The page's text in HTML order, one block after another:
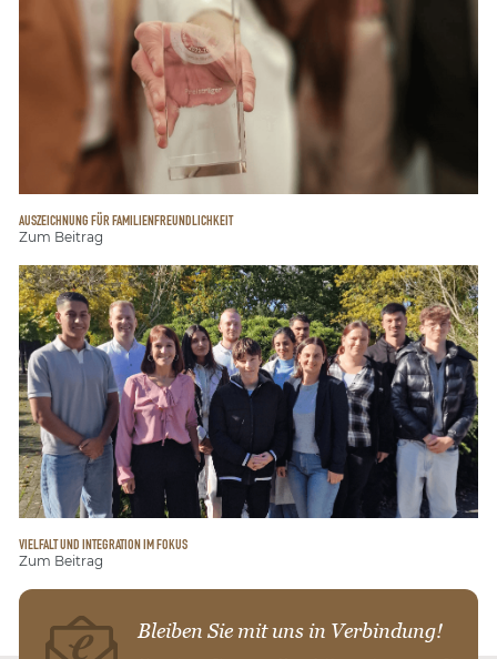
AUSZEICHNUNG FÜR FAMILIENFREUNDLICHKEIT
Zum Beitrag
VIELFALT UND INTEGRATION IM FOKUS
Zum Beitrag
Bleiben Sie mit uns in Verbindung!